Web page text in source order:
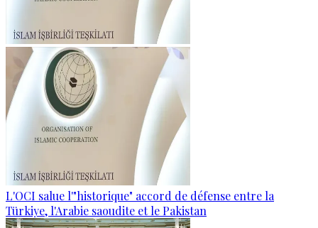
L'OCI salue l'"historique" accord de défense entre la
Türkiye, l'Arabie saoudite et le Pakistan